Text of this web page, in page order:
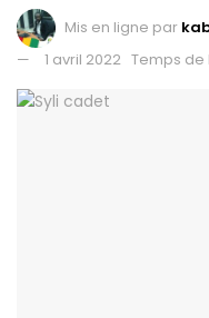
Mis en ligne par
1 avril 2022 Temps de